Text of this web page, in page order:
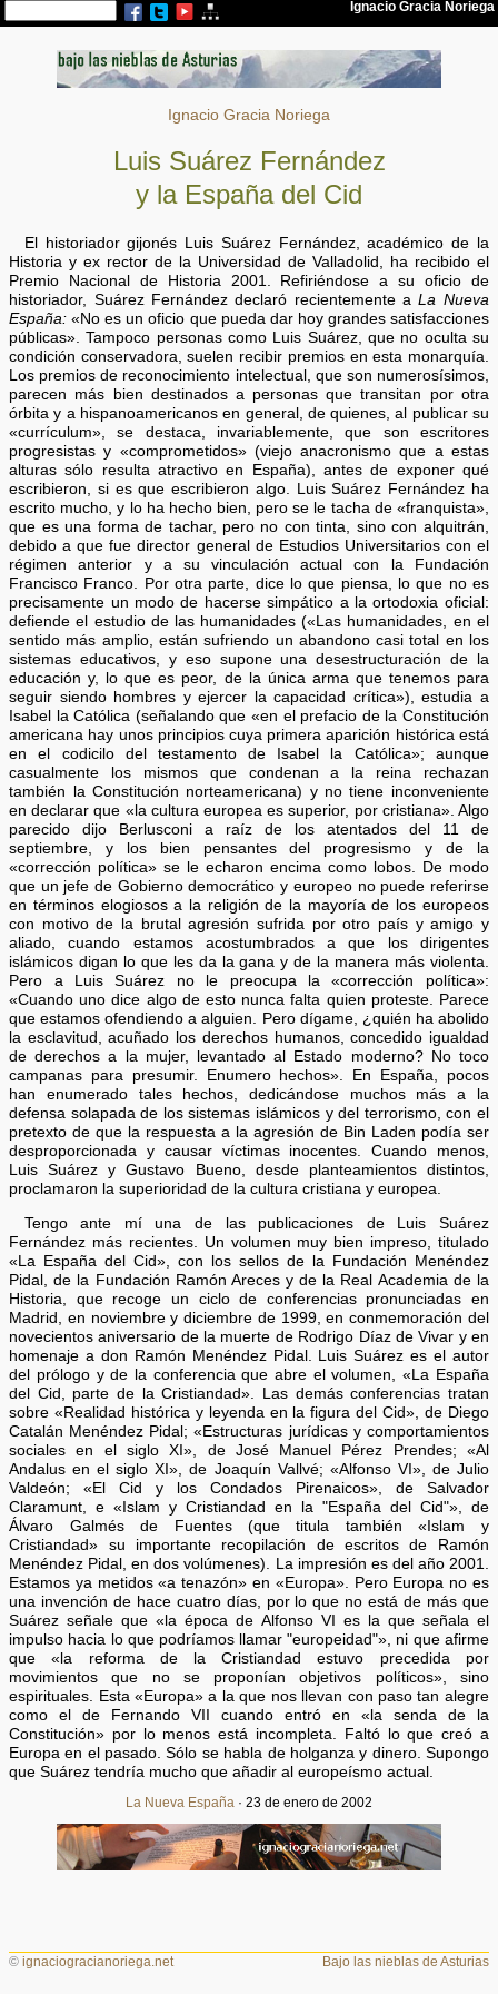
Ignacio Gracia Noriega
Luis Suárez Fernández
y la España del Cid
El historiador gijonés Luis Suárez Fernández, académico de la
Historia y ex rector de la Universidad de Valladolid, ha recibido el
Premio Nacional de Historia 2001. Refiriéndose a su oficio de
historiador, Suárez Fernández declaró recientemente aLa Nueva
España: «No es un oficio que pueda dar hoy grandes satisfacciones
públicas». Tampoco personas como Luis Suárez, que no oculta su
condición conservadora, suelen recibir premios en esta monarquía.
Los premios de reconocimiento intelectual, que son numerosísimos,
parecen más bien destinados a personas que transitan por otra
órbita y a hispanoamericanos en general, de quienes, al publicar su
«currículum», se destaca, invariablemente, que son escritores
progresistas y «comprometidos» (viejo anacronismo que a estas
alturas sólo resulta atractivo en España), antes de exponer qué
escribieron, si es que escribieron algo. Luis Suárez Fernández ha
escrito mucho, y lo ha hecho bien, pero se le tacha de «franquista»,
que es una forma de tachar, pero no con tinta, sino con alquitrán,
debido a que fue director general de Estudios Universitarios con el
régimen anterior y a su vinculación actual con la Fundación
Francisco Franco. Por otra parte, dice lo que piensa, lo que no es
precisamente un modo de hacerse simpático a la ortodoxia oficial:
defiende el estudio de las humanidades («Las humanidades, en el
sentido más amplio, están sufriendo un abandono casi total en los
sistemas educativos, y eso supone una desestructuración de la
educación y, lo que es peor, de la única arma que tenemos para
seguir siendo hombres y ejercer la capacidad crítica»), estudia a
Isabel la Católica (señalando que «en el prefacio de la Constitución
americana hay unos principios cuya primera aparición histórica está
en el codicilo del testamento de Isabel la Católica»; aunque
casualmente los mismos que condenan a la reina rechazan
también la Constitución norteamericana) y no tiene inconveniente
en declarar que «la cultura europea es superior, por cristiana». Algo
parecido dijo Berlusconi a raíz de los atentados del 11 de
septiembre, y los bien pensantes del progresismo y de la
«corrección política» se le echaron encima como lobos. De modo
que un jefe de Gobierno democrático y europeo no puede referirse
en términos elogiosos a la religión de la mayoría de los europeos
con motivo de la brutal agresión sufrida por otro país y amigo y
aliado, cuando estamos acostumbrados a que los dirigentes
islámicos digan lo que les da la gana y de la manera más violenta.
Pero a Luis Suárez no le preocupa la «corrección política»:
«Cuando uno dice algo de esto nunca falta quien proteste. Parece
que estamos ofendiendo a alguien. Pero dígame, ¿quién ha abolido
la esclavitud, acuñado los derechos humanos, concedido igualdad
de derechos a la mujer, levantado al Estado moderno? No toco
campanas para presumir. Enumero hechos». En España, pocos
han enumerado tales hechos, dedicándose muchos más a la
defensa solapada de los sistemas islámicos y del terrorismo, con el
pretexto de que la respuesta a la agresión de Bin Laden podía ser
desproporcionada y causar víctimas inocentes. Cuando menos,
Luis Suárez y Gustavo Bueno, desde planteamientos distintos,
proclamaron la superioridad de la cultura cristiana y europea.
Tengo ante mí una de las publicaciones de Luis Suárez
Fernández más recientes. Un volumen muy bien impreso, titulado
«La España del Cid», con los sellos de la Fundación Menéndez
Pidal, de la Fundación Ramón Areces y de la Real Academia de la
Historia, que recoge un ciclo de conferencias pronunciadas en
Madrid, en noviembre y diciembre de 1999, en conmemoración del
novecientos aniversario de la muerte de Rodrigo Díaz de Vivar y en
homenaje a don Ramón Menéndez Pidal. Luis Suárez es el autor
del prólogo y de la conferencia que abre el volumen, «La España
del Cid, parte de la Cristiandad». Las demás conferencias tratan
sobre «Realidad histórica y leyenda en la figura del Cid», de Diego
Catalán Menéndez Pidal; «Estructuras jurídicas y comportamientos
sociales en el siglo XI», de José Manuel Pérez Prendes; «Al
Andalus en el siglo XI», de Joaquín Vallvé; «Alfonso VI», de Julio
Valdeón; «El Cid y los Condados Pirenaicos», de Salvador
Claramunt, e «Islam y Cristiandad en la "España del Cid"», de
Álvaro Galmés de Fuentes (que titula también «Islam y
Cristiandad» su importante recopilación de escritos de Ramón
Menéndez Pidal, en dos volúmenes). La impresión es del año 2001.
Estamos ya metidos «a tenazón» en «Europa». Pero Europa no es
una invención de hace cuatro días, por lo que no está de más que
Suárez señale que «la época de Alfonso VI es la que señala el
impulso hacia lo que podríamos llamar "europeidad"», ni que afirme
que «la reforma de la Cristiandad estuvo precedida por
movimientos que no se proponían objetivos políticos», sino
espirituales. Esta «Europa» a la que nos llevan con paso tan alegre
como el de Fernando VII cuando entró en «la senda de la
Constitución» por lo menos está incompleta. Faltó lo que creó a
Europa en el pasado. Sólo se habla de holganza y dinero. Supongo
que Suárez tendría mucho que añadir al europeísmo actual.
La Nueva España · 23 de enero de 2002
©ignaciogracianoriega.net Bajo las nieblas de Asturias